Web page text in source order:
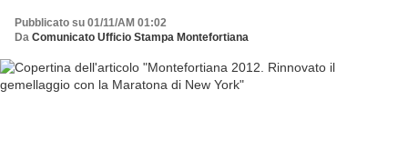
Pubblicato su 01/11/AM 01:02
Da Comunicato Ufficio Stampa Montefortiana